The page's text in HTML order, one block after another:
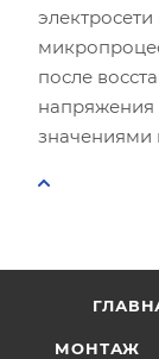
после
значениями
МОНТАЖ